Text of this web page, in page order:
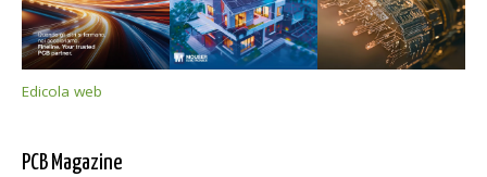
Edicola web
PCB Magazine